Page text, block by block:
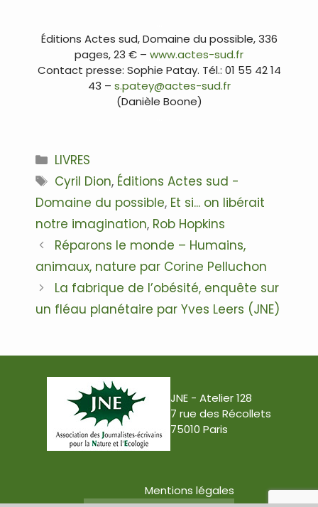
Éditions Actes sud, Domaine du possible, 336
pages, 23 € – www.actes-sud.fr
Contact presse: Sophie Patay. Tél.: 01 55 42 14
43 – s.patey@actes-sud.fr
(Danièle Boone)
Catégories
LIVRES
Étiquettes
Cyril Dion, Éditions Actes sud -
Domaine du possible, Et si... on libérait
notre imagination, Rob Hopkins
Navigation
des
Réparons le monde – Humains,
animaux, nature par Corine Pelluchon
La fabrique de l’obésité, enquête sur
un fléau planétaire par Yves Leers (JNE)
JNE - Atelier 128
7 rue des Récollets
75010 Paris
Mentions légales